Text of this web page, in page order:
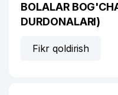
BOLALAR
DURDONALARI)
Fikr qoldirish